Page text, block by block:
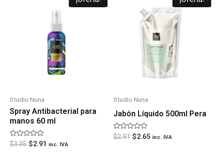
Studio Nuna
Spray Antibacterial para
manos 60 ml
Valorado
con
$3.35
$3.35.
$2.91
precio
actual
es:
$2.91.
inc. IVA
Studio Nuna
Jabón Líquido 500ml Pera
Valorado
con
$2.91
precio
original
era:
$2.91.
$2.65
precio
actual
es:
$2.65.
inc. IVA